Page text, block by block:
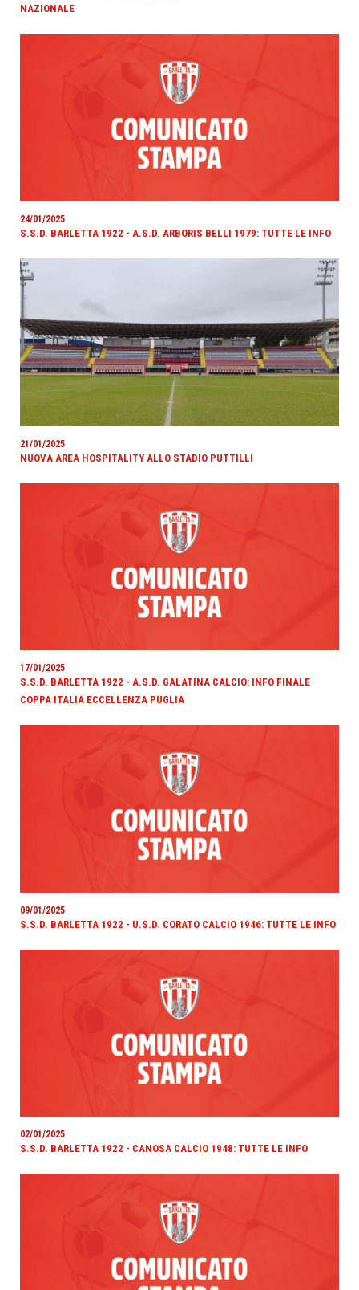
NAZIONALE
24/01/2025
S.S.D. BARLETTA 1922 - A.S.D. ARBORIS BELLI 1979: TUTTE LE INFO
21/01/2025
NUOVA AREA HOSPITALITY ALLO STADIO PUTTILLI
17/01/2025
S.S.D. BARLETTA 1922 - A.S.D. GALATINA CALCIO: INFO FINALE
COPPA ITALIA ECCELLENZA PUGLIA
09/01/2025
S.S.D. BARLETTA 1922 - U.S.D. CORATO CALCIO 1946: TUTTE LE INFO
02/01/2025
S.S.D. BARLETTA 1922 - CANOSA CALCIO 1948: TUTTE LE INFO